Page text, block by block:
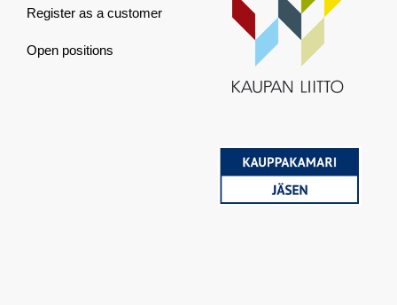
Register as a customer
Open positions